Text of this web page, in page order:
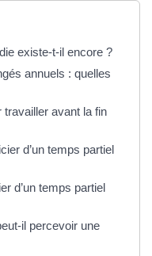
existe-t-il encore ?
annuels : quelles
travailler avant la fin
d’un temps partiel
d’un temps partiel
il percevoir une